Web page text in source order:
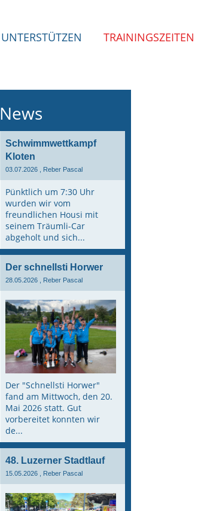
UNTERSTÜTZEN TRAININGSZEITEN
News
Schwimmwettkampf
Kloten
03.07.2026 , Reber Pascal
Pünktlich um 7:30 Uhr
wurden wir vom
freundlichen Housi mit
seinem Träumli-Car
abgeholt und sich...
Der schnellsti Horwer
28.05.2026 , Reber Pascal
Der "Schnellsti Horwer"
fand am Mittwoch, den 20.
Mai 2026 statt. Gut
vorbereitet konnten wir
de...
48. Luzerner Stadtlauf
15.05.2026 , Reber Pascal